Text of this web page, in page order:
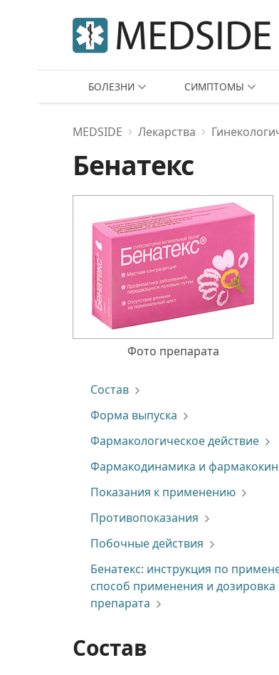
БОЛЕЗНИ СИМПТОМЫ
MEDSIDE Лекарства
Бенатекс
Фото препарата
Состав
Форма выпуска
Фармакологическое действие
Фармакодинамика и
Показания к применению
Противопоказания
Побочные действия
Бенатекс: инструкция по
способ применения и дозировка
препарата
Состав